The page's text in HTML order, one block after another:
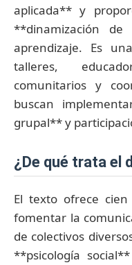
aplicada** y
**dinamización
aprendizaje. Es
talleres,
comunitarios y
buscan
grupal** y
¿de qué trata
El texto ofrece cien
fomentar la
de colectivos
**psicología